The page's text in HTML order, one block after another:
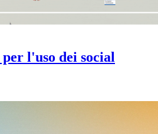
l'uso dei social